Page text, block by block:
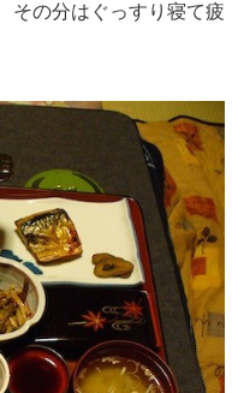
その分はぐっすり寝て疲